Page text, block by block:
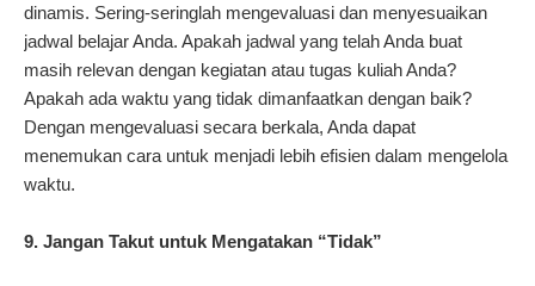
dinamis. Sering-seringlah mengevaluasi dan menyesuaikan
jadwal belajar Anda. Apakah jadwal yang telah Anda buat
masih relevan dengan kegiatan atau tugas kuliah Anda?
Apakah ada waktu yang tidak dimanfaatkan dengan baik?
Dengan mengevaluasi secara berkala, Anda dapat
menemukan cara untuk menjadi lebih efisien dalam mengelola
waktu.
9. Jangan Takut untuk Mengatakan “Tidak”